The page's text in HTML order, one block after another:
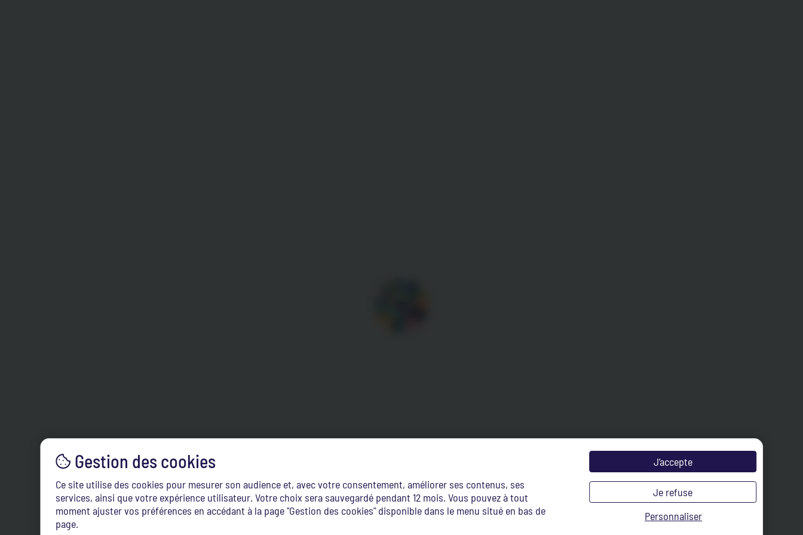
Ce site utilise des cookies pour mesurer son audience et, avec votre consentement, améliorer ses contenus, ses
services, ainsi que votre expérience utilisateur. Votre choix sera sauvegardé pendant 12 mois. Vous pouvez à tout
moment ajuster vos préférences en accédant à la page "Gestion des cookies" disponible dans le menu situé en bas de
page.
J’accepte
Je refuse
Personnaliser